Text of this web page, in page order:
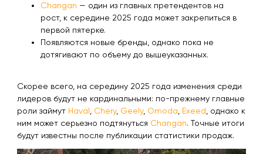
Changan — один из главных претендентов на
рост, к середине 2025 года может закрепиться в
первой пятерке.
Появляются новые бренды, однако пока не
дотягивают по объему до вышеуказанных.
Скорее всего, на середину 2025 года изменения среди
лидеров будут не кардинальными: по-прежнему главные
роли займут Haval Chery, Geely, Omoda Exeed , однако к
ним может серьезно подтянуться Changan. Точные итоги
будут известны после публикации статистики продаж.